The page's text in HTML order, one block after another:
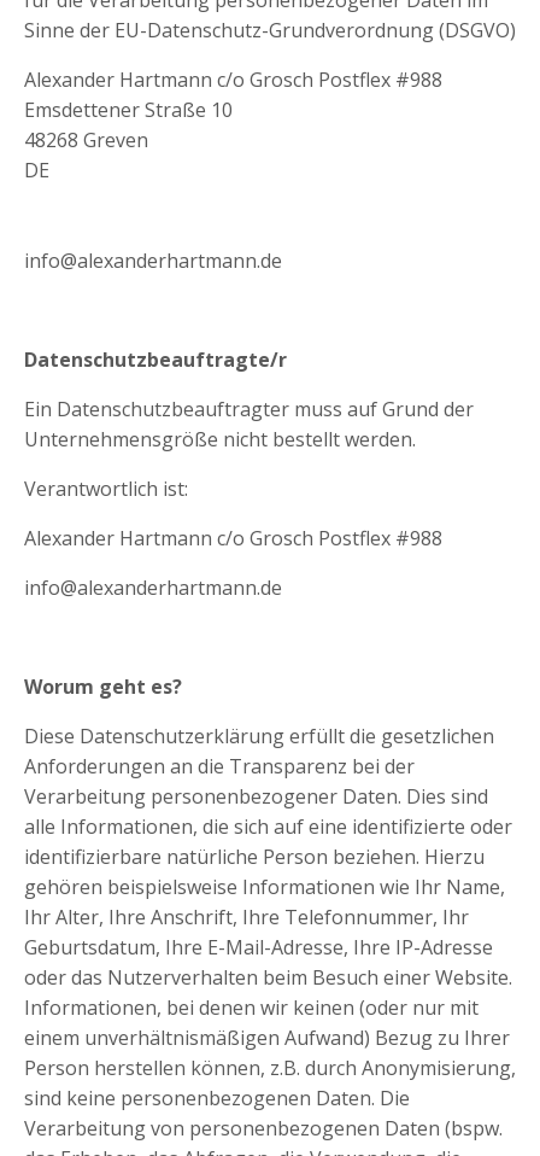
Sinne der EU-Datenschutz-Grundverordnung (DSGVO)
Alexander Hartmann c/o Grosch Postflex #988
Emsdettener Straße 10
48268 Greven
DE
info@alexanderhartmann.de
Datenschutzbeauftragte/r
Ein Datenschutzbeauftragter muss auf Grund der
Unternehmensgröße nicht bestellt werden.
Verantwortlich ist:
Alexander Hartmann c/o Grosch Postflex #988
info@alexanderhartmann.de
Worum geht es?
Diese Datenschutzerklärung erfüllt die gesetzlichen
Anforderungen an die Transparenz bei der
Verarbeitung personenbezogener Daten. Dies sind
alle Informationen, die sich auf eine identifizierte oder
identifizierbare natürliche Person beziehen. Hierzu
gehören beispielsweise Informationen wie Ihr Name,
Ihr Alter, Ihre Anschrift, Ihre Telefonnummer, Ihr
Geburtsdatum, Ihre E-Mail-Adresse, Ihre IP-Adresse
oder das Nutzerverhalten beim Besuch einer Website.
Informationen, bei denen wir keinen (oder nur mit
einem unverhältnismäßigen Aufwand) Bezug zu Ihrer
Person herstellen können, z.B. durch Anonymisierung,
sind keine personenbezogenen Daten. Die
Verarbeitung von personenbezogenen Daten (bspw.